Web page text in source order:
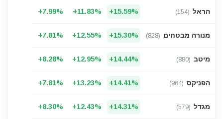
הראל (154) השוואת תשואות הראל השתלמות כללי קופה מספר 154 לשנת 2026
+15.59%
+11.83%
+7.99%
מנורה מבטחים (828) השוואת תשואות מנורה השתלמות כללי קופה מספר 828
+15.30%
+12.55%
+7.81%
מיטב (880) השוואת תשואות מיטב השתלמות כללי קופה מספר 880 לשנת 2026
+14.44%
+12.95%
+8.28%
הפניקס (964) השוואת תשואות הפניקס השתלמות כללי קופה מספר 964 לשנת
+14.41%
+13.23%
+7.81%
מגדל (579) השוואת תשואות מגדל השתלמות כללי קופה מספר 579 לשנת 2026
+14.31%
+12.43%
+8.30%